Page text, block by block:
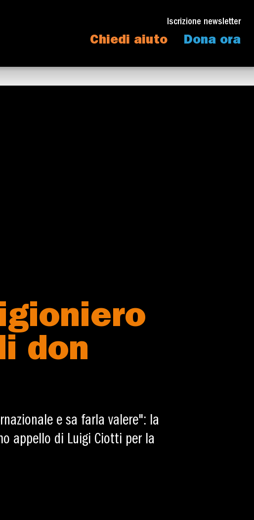
Iscrizione newsletter
Chiedi aiuto Dona ora
don
e sa farla valere": la
appello di Luigi Ciotti per la